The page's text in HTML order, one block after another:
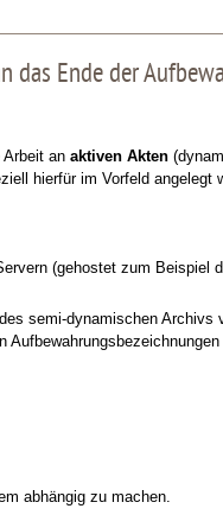
das Ende der
an aktiven Akten
hierfür im Vorfeld angelegt
(gehostet zum Beispiel
semi-dynamischen
abhängig zu machen.